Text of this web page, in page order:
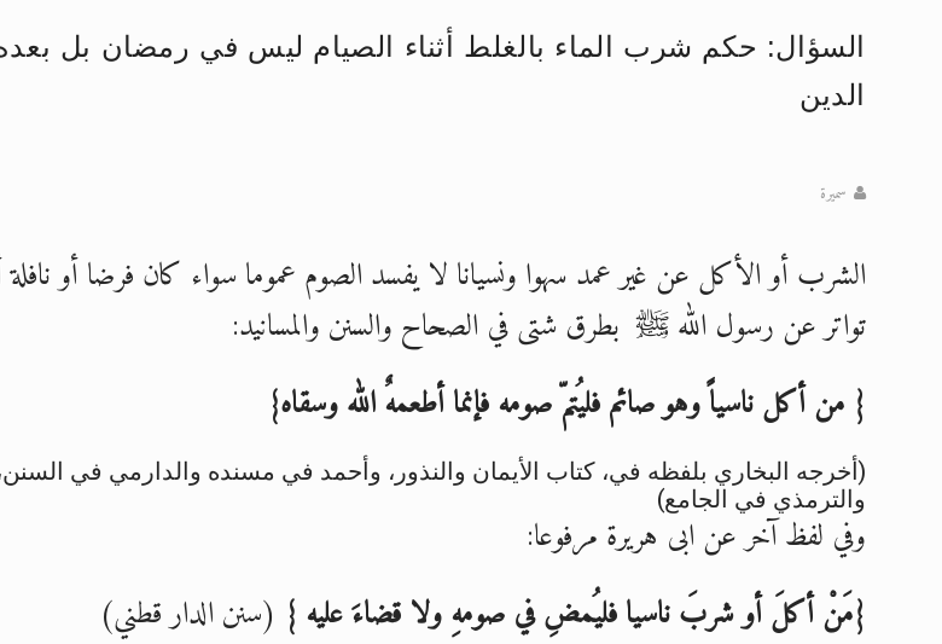
تعميم هامّ لأفراد الجماعة >> المزيد
تعميم هامّ لأفراد الجماعة >> المزيد
إعلان هامّ بخصوص الرسائل المرسلة إلى حضرة امير المؤمنين أيده الله
عرض مصوَّر لأقوال المستشرقين في خاتم النبيين صلى الله عليه وسلم >>
الحجّ.. دلالات، حِكم، وأهداف >> المزيد
السؤال: حكم شرب الماء بالغلط أثناء الصيام ليس في رمضان بل
الدين
سميرة
الشرب أو الأكل عن غير عمد سهوا ونسيانا لا يفسد الصوم عموما سواء كان فرضا أو نافلة
تواتر عن رسول الله ﷺ بطرق شتى في الصحاح والسنن والمسانيد:
{ من أكل ناسياً وهو صائم فليُتمّ صومه فإنما أطعمهٌ الله وسقاه}
(أخرجه البخاري بلفظه في، كتاب الأيمان والنذور، وأحمد في مسنده والدارمي في
والترمذي في الجامع)
وفي لفظ آخر عن ابى هريرة مرفوعا:
{مَنْ أكلَ أو شربَ ناسيافليُمضِ في صومهِ ولا قضاءَ عليه } (سنن الدار قطني)